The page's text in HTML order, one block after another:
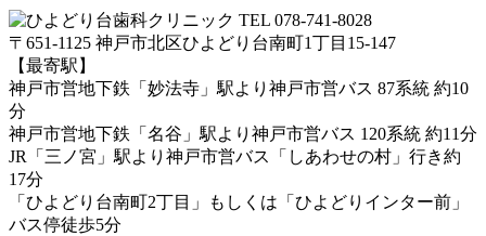
TEL 078-741-8028
〒651-1125 神戸市北区ひよどり台南町1丁目15-147
【最寄駅】
神戸市営地下鉄「妙法寺」駅より神戸市営バス 87系統 約10
分
神戸市営地下鉄「名谷」駅より神戸市営バス 120系統 約11分
JR「三ノ宮」駅より神戸市営バス「しあわせの村」行き約
17分
「ひよどり台南町2丁目」もしくは「ひよどりインター前」
バス停徒歩5分